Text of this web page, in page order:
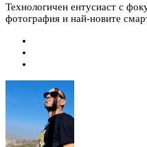
Технологичен ентусиаст с
фотография и най-новите